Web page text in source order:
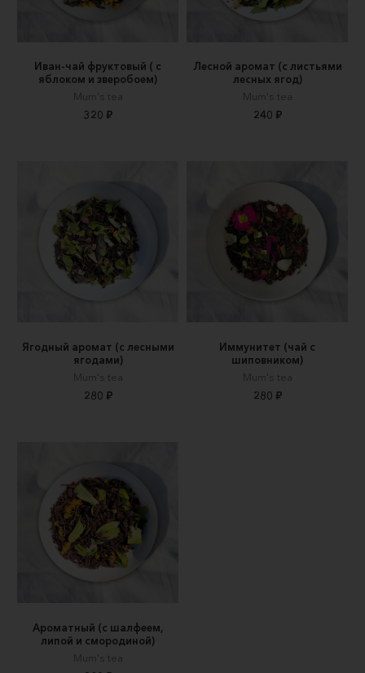
Иван-чай фруктовый ( с
яблоком и зверобоем)
Mum's tea
320 ₽
Лесной аромат (с листьями
лесных ягод)
Mum's tea
240 ₽
Ягодный аромат (с лесными
ягодами)
Mum's tea
280 ₽
Иммунитет (чай с
шиповником)
Mum's tea
280 ₽
Ароматный (с шалфеем,
липой и смородиной)
Mum's tea